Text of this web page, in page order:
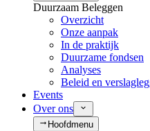
Duurzaam Beleggen
Overzicht
Onze aanpak
In de praktijk
Duurzame fondsen
Analyses
Beleid en
Events
Over ons
Hoofdmenu